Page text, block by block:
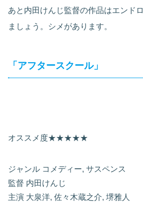
あと内田けんじ監督の作品はエンド
ましょう。シメがあります。
「アフタースクール」
オススメ度★★★★★
ジャンル コメディー, サスペンス
監督 内田けんじ
主演 大泉洋, 佐々木蔵之介, 堺雅人